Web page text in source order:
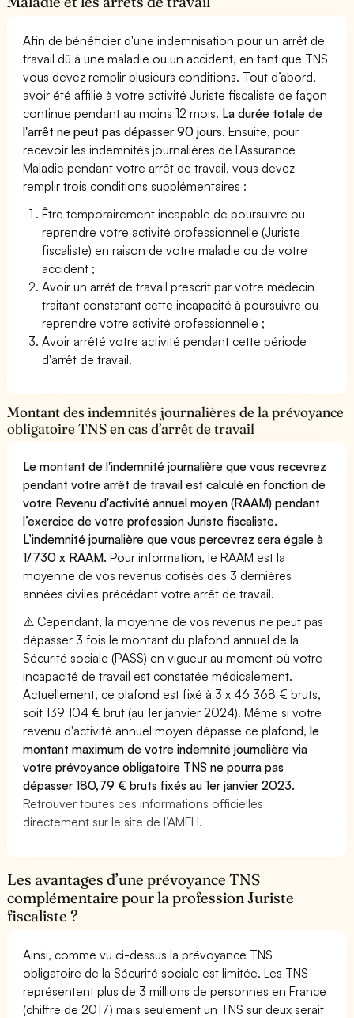
Afin de bénéficier d'une indemnisation pour un arrêt de
travail dû à une maladie ou un accident, en tant que TNS
vous devez remplir plusieurs conditions. Tout d’abord,
avoir été affilié à votre activité Juriste fiscaliste de façon
continue pendant au moins 12 mois. La durée totale de
l'arrêt ne peut pas dépasser 90 jours. Ensuite, pour
recevoir les indemnités journalières de l'Assurance
Maladie pendant votre arrêt de travail, vous devez
remplir trois conditions supplémentaires :
Être temporairement incapable de poursuivre ou
reprendre votre activité professionnelle (Juriste
fiscaliste) en raison de votre maladie ou de votre
accident ;
Avoir un arrêt de travail prescrit par votre médecin
traitant constatant cette incapacité à poursuivre ou
reprendre votre activité professionnelle ;
Avoir arrêté votre activité pendant cette période
d'arrêt de travail.
Montant des indemnités journalières de la prévoyance
obligatoire TNS en cas d’arrêt de travail
Le montant de l'indemnité journalière que vous recevrez
pendant votre arrêt de travail est calculé en fonction de
votre Revenu d'activité annuel moyen (RAAM) pendant
l’exercice de votre profession Juriste fiscaliste.
L’indemnité journalière que vous percevrez sera égale à
1/730 x RAAM. Pour information, le RAAM est la
moyenne de vos revenus cotisés des 3 dernières
années civiles précédant votre arrêt de travail.
⚠️ Cependant, la moyenne de vos revenus ne peut pas
dépasser 3 fois le montant du plafond annuel de la
Sécurité sociale (PASS) en vigueur au moment où votre
incapacité de travail est constatée médicalement.
Actuellement, ce plafond est fixé à 3 x 46 368 € bruts,
soit 139 104 € brut (au 1er janvier 2024). Même si votre
revenu d'activité annuel moyen dépasse ce plafond,le
montant maximum de votre indemnité journalière via
votre prévoyance obligatoire TNS ne pourra pas
dépasser 180,79 € bruts fixés au 1er janvier 2023.
Retrouver toutes ces informations officielles
directement sur le site de l’AMELI.
Les avantages d’une prévoyance TNS
complémentaire pour la profession Juriste
fiscaliste ?
Ainsi, comme vu ci-dessus la prévoyance TNS
obligatoire de la Sécurité sociale est limitée. Les TNS
représentent plus de 3 millions de personnes en France
(chiffre de 2017) mais seulement un TNS sur deux serait